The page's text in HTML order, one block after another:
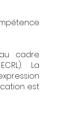
cadre
La
est